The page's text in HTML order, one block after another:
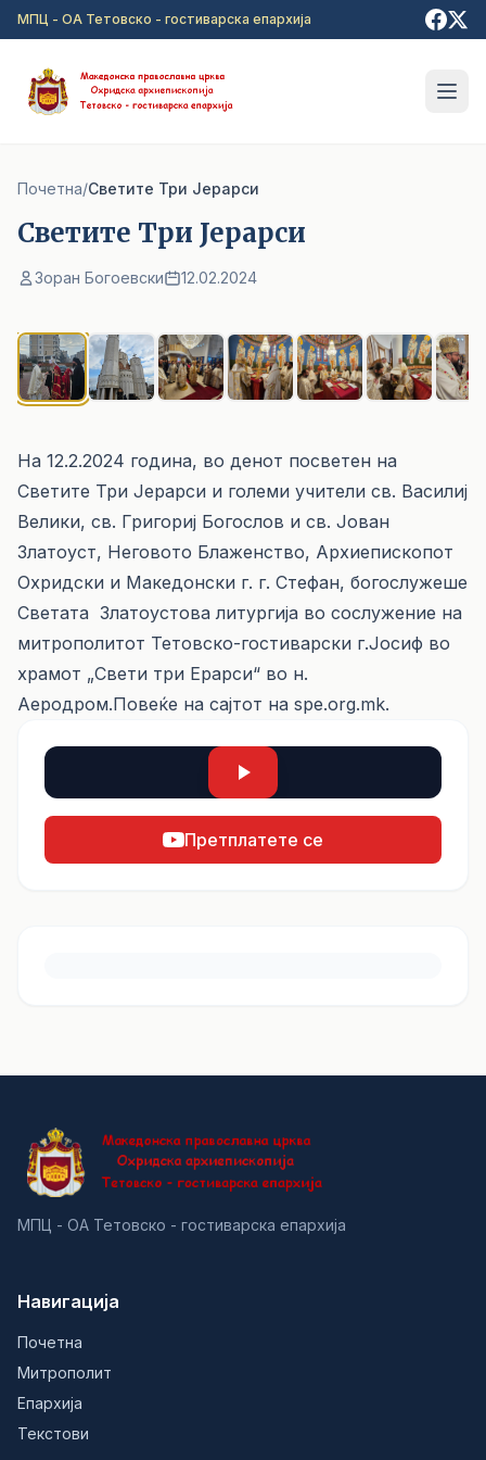
Прејди на главна содржина
МПЦ - ОА Тетовско - гостиварска епархија
Почетна/Светите Три Јерарси
Светите Три Јерарси
Зоран Богоевски 12.02.2024
На 12.2.2024 година, во денот посветен на
Светите Три Јерарси и големи учители св. Василиј
Велики, св. Григориј Богослов и св. Јован
Златоуст, Неговото Блаженство, Архиепископот
Охридски и Македонски г. г. Стефан, богослужеше
Светата Златоустова литургија во сослужение на
митрополитот Тетовско-гостиварски г.Јосиф во
храмот „Свети три Ерарси“ во н.
Аеродром.Повеќе на сајтот на spe.org.mk.
Претплатете се
МПЦ - ОА Тетовско - гостиварска епархија
Навигација
Почетна
Митрополит
Епархија
Текстови